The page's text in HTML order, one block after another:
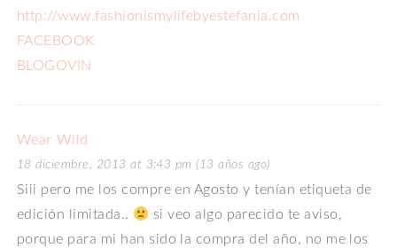
http://www.fashionismylifebyestefania.com
FACEBOOK
BLOGOVIN
Wear Wild
18 diciembre, 2013 at 3:43 pm (13 años ago)
Siii pero me los compre en Agosto y tenían etiqueta de
edición limitada..
si veo algo parecido te aviso,
porque para mi han sido la compra del año, no me los